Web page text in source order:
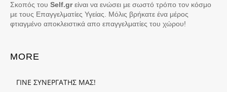
Σκοπός του Self.grείναι να ενώσει με σωστό τρόπο τον κόσμο
με τους Επαγγελματίες Υγείας. Μόλις βρήκατε ένα μέρος
φτιαγμένο αποκλειστικά απο επαγγελματίες του χώρου!
MORE
ΓΙΝΕ ΣΥΝΕΡΓΑΤΗΣ ΜΑΣ!